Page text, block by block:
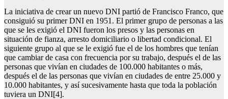
La iniciativa de crear un nuevo DNI partió de Francisco Franco, que
consiguió su primer DNI en 1951. El primer grupo de personas a las
que se les exigió el DNI fueron los presos y las personas en
situación de fianza, arresto domiciliario o libertad condicional. El
siguiente grupo al que se le exigió fue el de los hombres que tenían
que cambiar de casa con frecuencia por su trabajo, después el de las
personas que vivían en ciudades de 100.000 habitantes o más,
después el de las personas que vivían en ciudades de entre 25.000 y
10.000 habitantes, y así sucesivamente hasta que toda la población
tuviera un DNI[4].